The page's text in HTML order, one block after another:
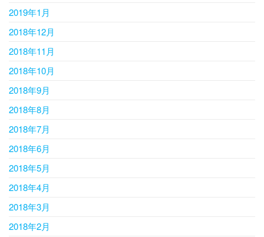
2019年1月
2018年12月
2018年11月
2018年10月
2018年9月
2018年8月
2018年7月
2018年6月
2018年5月
2018年4月
2018年3月
2018年2月